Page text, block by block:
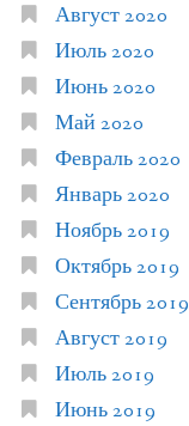
Август 2020
Июль 2020
Июнь 2020
Май 2020
Февраль 2020
Январь 2020
Ноябрь 2019
Октябрь 2019
Сентябрь 2019
Август 2019
Июль 2019
Июнь 2019